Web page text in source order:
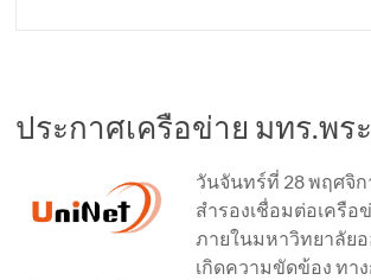
ประกาศเครือข่าย มทร.พร
วันจันทร์ที่ 28 พฤศจิก
สำรองเชื่อมต่อเครือ
ภายในมหาวิทยาลัย
เกิดความขัดข้อง ทา